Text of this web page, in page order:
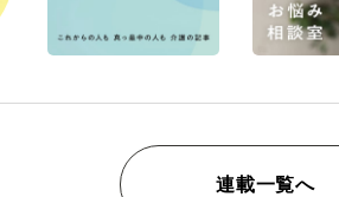
連載一覧へ